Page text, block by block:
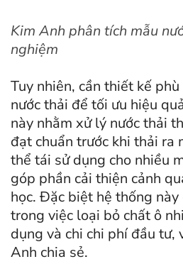
Kim Anh phân tích mẫu
nghiệm
Tuy nhiên, cần thiết kế
nước thải để tối ưu hiệu
này nhằm xử lý nước thải
đạt chuẩn trước khi thải ra môi trường , và có
thể tái sử dụng cho nhiều
góp phần cải thiện cảnh
học. Đặc biệt hệ thống này
trong việc loại bỏ chất ô
dụng và chi chi phí đầu tư,
Anh chia sẻ.